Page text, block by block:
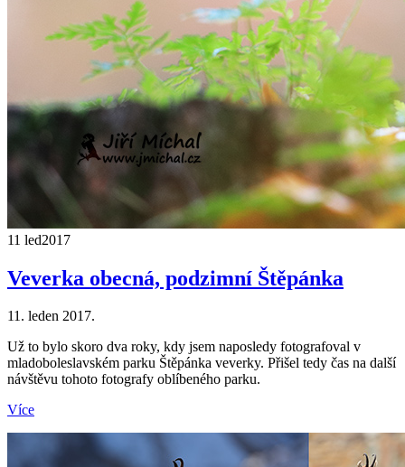
11 led2017
Veverka obecná, podzimní Štěpánka
11. leden 2017.
Už to bylo skoro dva roky, kdy jsem naposledy fotografoval v
mladoboleslavském parku Štěpánka veverky. Přišel tedy čas na další
návštěvu tohoto fotografy oblíbeného parku.
Více